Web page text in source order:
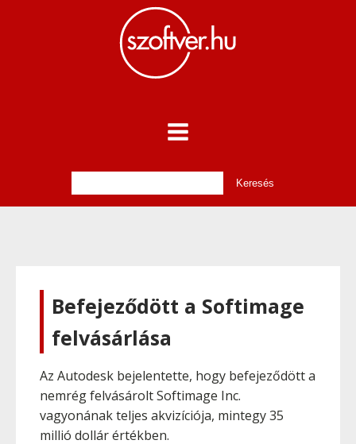
Befejeződött a Softimage
felvásárlása
Az Autodesk bejelentette, hogy befejeződött a
nemrég felvásárolt Softimage Inc.
vagyonának teljes akvizíciója, mintegy 35
millió dollár értékben.